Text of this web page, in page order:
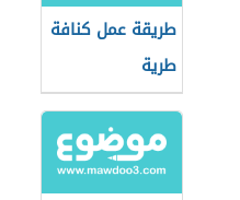
طريقة عمل كنافة
طرية